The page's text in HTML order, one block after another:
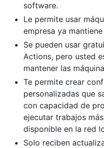
software.
Le permite usar
empresa ya
Se pueden usar
Actions, pero usted
mantener las
Te permite crear
personalizadas que
con capacidad de
ejecutar trabajos
disponible en la red
Solo reciben